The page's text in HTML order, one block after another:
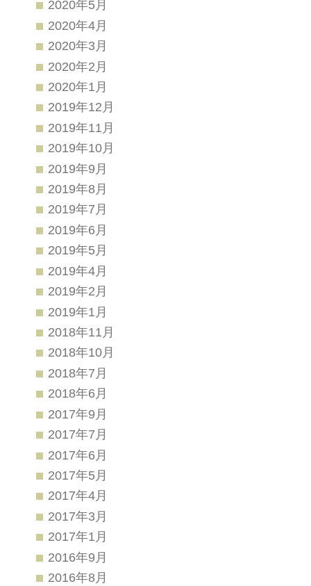
2020年5月
2020年4月
2020年3月
2020年2月
2020年1月
2019年12月
2019年11月
2019年10月
2019年9月
2019年8月
2019年7月
2019年6月
2019年5月
2019年4月
2019年2月
2019年1月
2018年11月
2018年10月
2018年7月
2018年6月
2017年9月
2017年7月
2017年6月
2017年5月
2017年4月
2017年3月
2017年1月
2016年9月
2016年8月